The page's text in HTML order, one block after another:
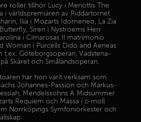
roller tillhör Lucy i Menottis The
i världspremiären av Riddartornet
Ilia i Mozarts Idomeneo, La Zia
Siren i Nystroems Herr
i Cimarosas Il matrimonio
Woman i Purcells Dido and Aeneas
t.ex. Göteborgsoperan, Vadstena-
Skäret och Smålandsoperan.
har hon varit verksam som
Johannes-Passion och Markus-
Mendelssohns A Midsummer
Requiem och Mässa i c-moll
Norrköpings Symfoniorkester och